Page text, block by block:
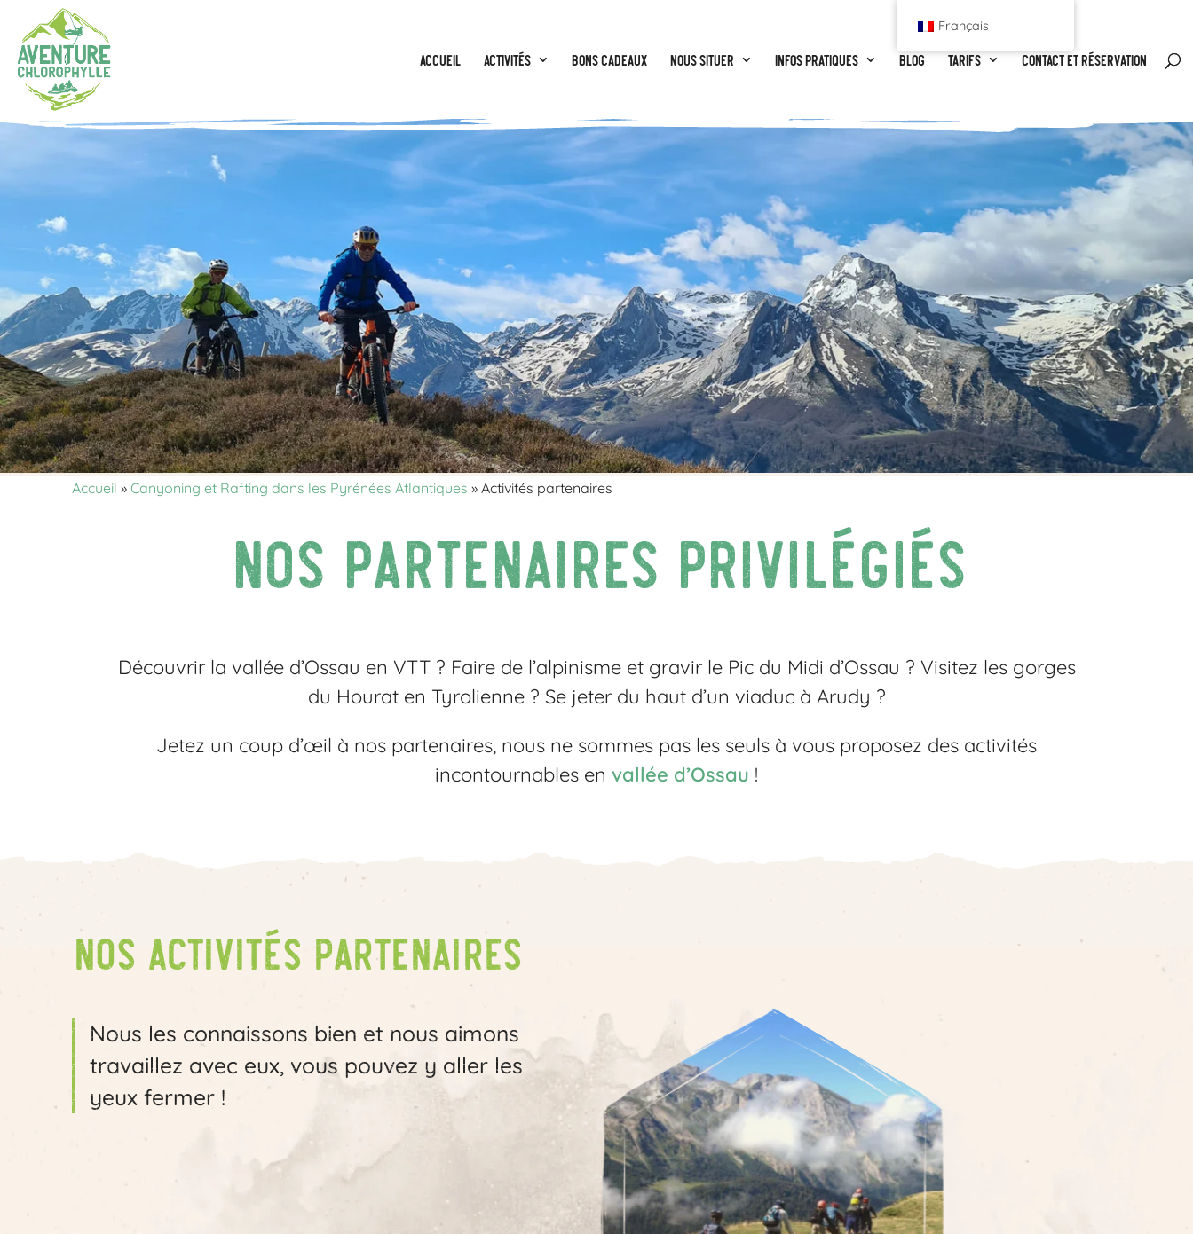
Accueil Activités BONS CADEAUX Nous situer Infos pratiques Blog Tarifs Contact et réservation
Accueil » Canyoning et Rafting dans les Pyrénées Atlantiques » Activités partenaires
Nos partenaires privilégiés
Découvrir la vallée d’Ossau en VTT ? Faire de l’alpinisme et gravir le Pic du Midi d’Ossau ? Visitez les gorges
du Hourat en Tyrolienne ? Se jeter du haut d’un viaduc à Arudy ?
Jetez un coup d’œil à nos partenaires, nous ne sommes pas les seuls à vous proposez des activités
incontournables en vallée d’Ossau !
Nos activités partenaires
Nous les connaissons bien et nous aimons
travaillez avec eux, vous pouvez y aller les
yeux fermer !
Français